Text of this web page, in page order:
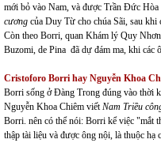
mới bỏ vào Nam, và được Trần Đức Hòa
cương của Duy Từ cho chúa Sãi, sau khi
Còn theo Borri, quan Khám lý Quy Nhơn
Buzomi, de Pina đã dự đám ma, khi các
Cristoforo Borri hay Nguyễn Khoa
Borri sống ở Đàng Trong đúng vào thời
Nguyễn Khoa Chiêm viếtNam Triều
Borri. nên có thể nói: Borri kể việc "mắt
thập tài liệu và được ông nội, là thuộc hạ